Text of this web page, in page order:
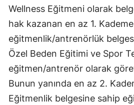
Kars
Wellness Eğitmeni olarak
hak kazanan en az 1. Kademe
eğitmenlik/antrenörlük
Özel Beden Eğitimi ve Spor
eğitmen/antrenör olarak
Bunun yanında en az 2.
Eğitmenlik belgesine sahip